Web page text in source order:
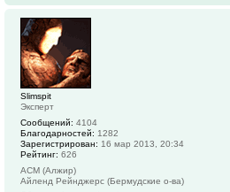
Slimspit
Эксперт
Сообщений: 4104
Благодарностей: 1282
Зарегистрирован: 16 мар 2013, 20:34
Рейтинг: 626
АСМ (Алжир)
Айленд Рейнджерс (Бермудские о-ва)